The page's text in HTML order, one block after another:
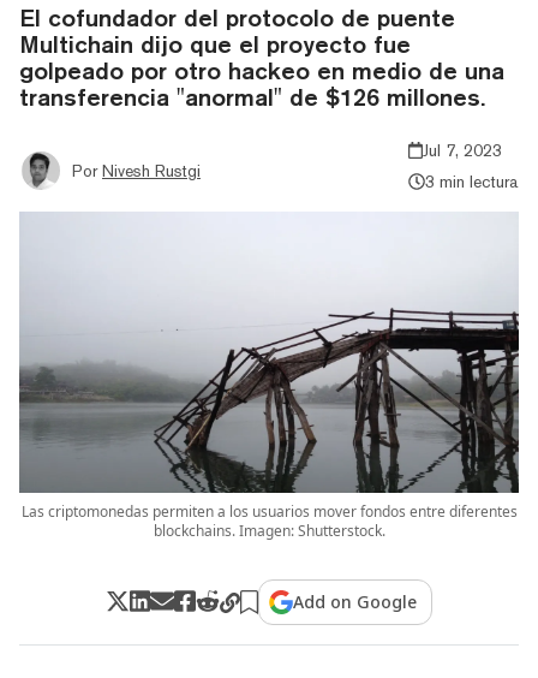
El cofundador del protocolo de puente
Multichain dijo que el proyecto fue
golpeado por otro hackeo en medio de una
transferencia "anormal" de $126 millones.
Por Nivesh Rustgi
Jul 7, 2023
3 min lectura
Las criptomonedas permiten a los usuarios mover fondos entre diferentes
blockchains. Imagen: Shutterstock.
Add on Google